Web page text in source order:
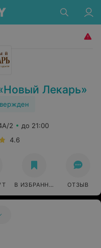
Лекарь»
2
до 21:00
4.6
В ИЗБРАННОЕ ОТЗЫВ